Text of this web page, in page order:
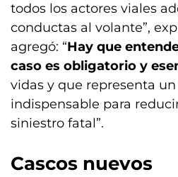
todos los actores viales
conductas al volante”,
agregó: “Hay que
caso es obligatorio y
vidas y que representa
indispensable para
siniestro fatal”.
Cascos nuevos